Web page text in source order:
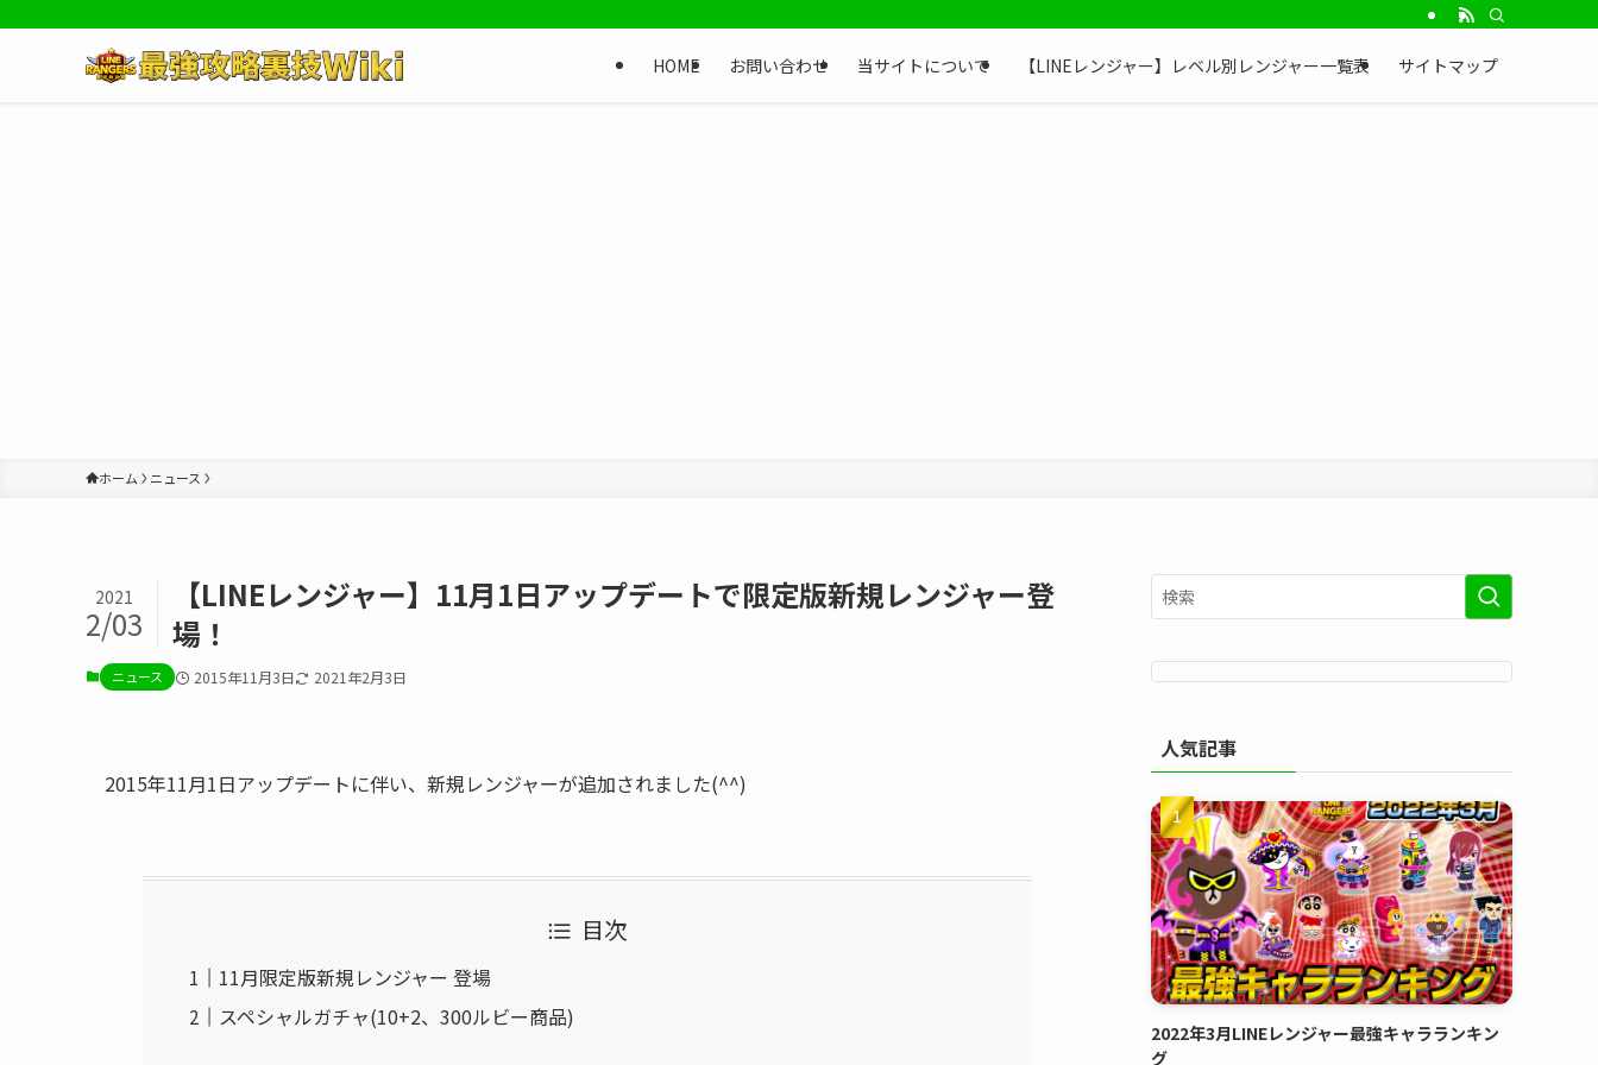
HOME お問い合わせ 当サイトについて 【LINEレンジャー】レベル別レンジャー一覧表 サイトマップ
ホーム ニュース
【LINEレンジャー】11月1日アップデートで限定版新規レンジャー登
場！
2021
2/03
ニュース 2015年11月3日 2021年2月3日
2015年11月1日アップデートに伴い、新規レンジャーが追加されました(^^)
目次
11月限定版新規レンジャー 登場
スペシャルガチャ(10+2、300ルビー商品)
人気記事
2022年3月LINEレンジャー最強キャラランキン
グ